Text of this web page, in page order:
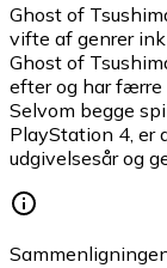
Ghost of
vifte af genrer
Ghost of
efter og har færre
Selvom begge
PlayStation 4, er
udgivelsesår og